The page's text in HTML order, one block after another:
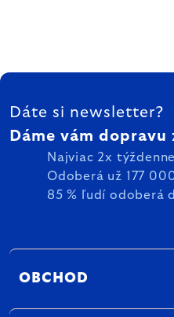
ZÁPÄTIE
Dáte si newsletter?
Dáme vám dopravu
Najviac 2x týždenne
Odoberá už 177
85 % ľudí odoberá
OBCHOD